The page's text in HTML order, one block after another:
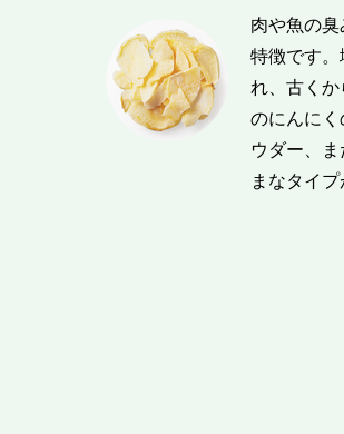
肉や魚の
特徴です
れ、古く
のにんに
ウダー、
まなタイプ